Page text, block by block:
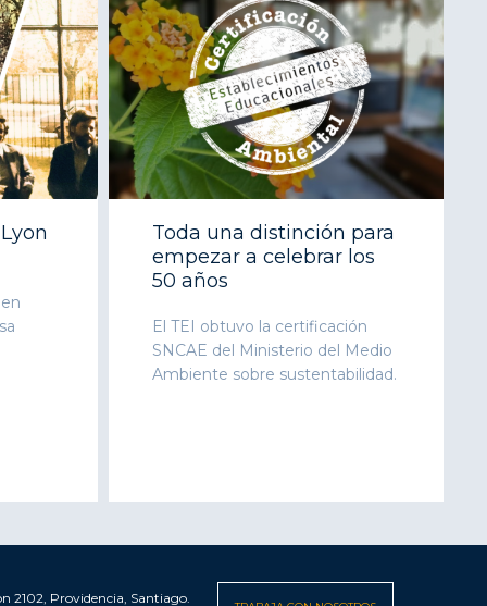
Toda una distinción para
empezar a celebrar los
50 años
El TEI obtuvo la certificación
SNCAE del Ministerio del Medio
Ambiente sobre sustentabilidad.
2102, Providencia, Santiago.